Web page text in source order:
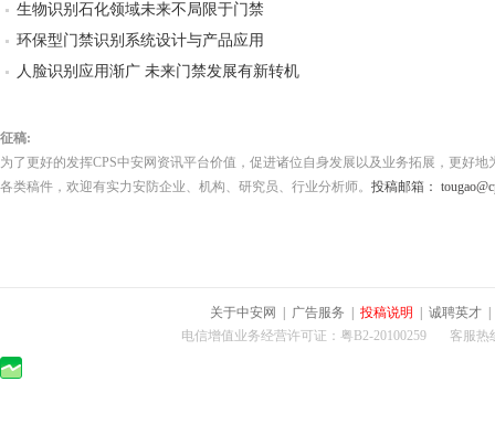
生物识别石化领域未来不局限于门禁
环保型门禁识别系统设计与产品应用
人脸识别应用渐广 未来门禁发展有新转机
征稿:
为了更好的发挥CPS中安网资讯平台价值，促进诸位自身发展以及业务拓展，更好
各类稿件，欢迎有实力安防企业、机构、研究员、行业分析师。 投稿邮箱：
关于中安网 广告服务 投稿说明 诚聘英才
电信增值业务经营许可证：粤B2-20100259 客服